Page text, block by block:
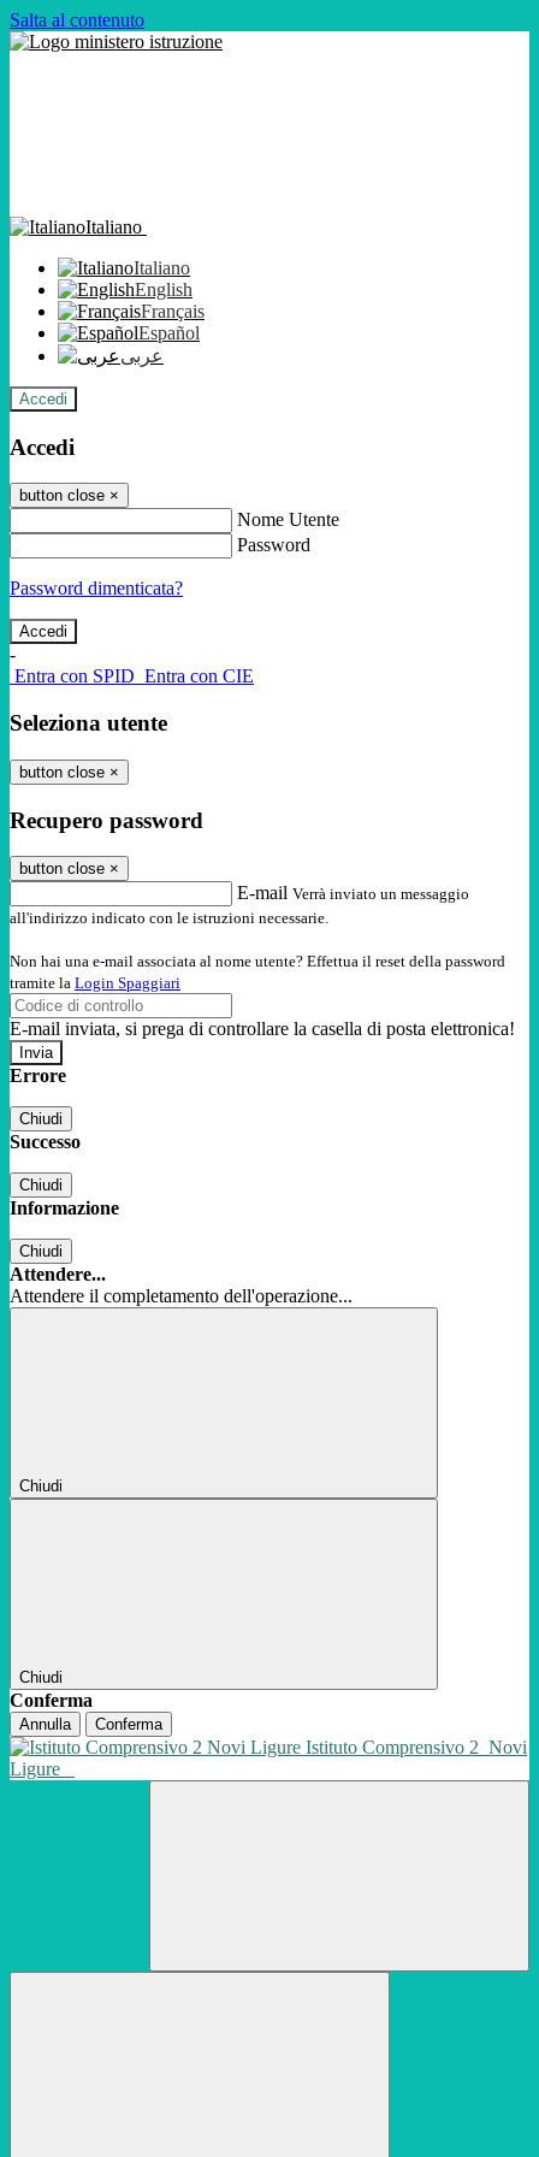
Salta al contenuto
Italiano
Italiano
English
Français
Español
عربى
Accedi
Accedi
button close ×
Nome Utente
Password
Password dimenticata?
-
Entra con SPID Entra con CIE
Seleziona utente
button close ×
Recupero password
button close ×
E-mail Verrà inviato un messaggio
all'indirizzo indicato con le istruzioni necessarie.
Non hai una e-mail associata al nome utente? Effettua il reset della password
tramite la Login Spaggiari
E-mail inviata, si prega di controllare la casella di posta elettronica!
Errore
Chiudi
Successo
Chiudi
Informazione
Chiudi
Attendere...
Attendere il completamento dell'operazione...
Chiudi
Chiudi
Conferma
Annulla Conferma
Istituto Comprensivo 2 Novi
Ligure